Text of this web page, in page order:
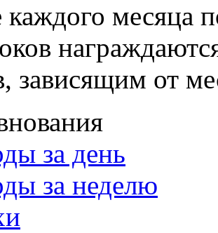
месяца
зависящим от
за день
за неделю